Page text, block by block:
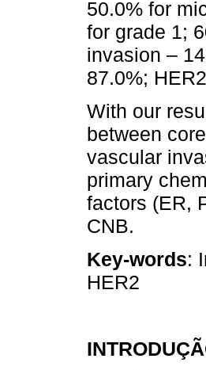
50.0% for
for grade 1;
invasion –
87.0%;
With our
between
vascular
primary
factors (ER,
CNB.
Key-words:
HER2